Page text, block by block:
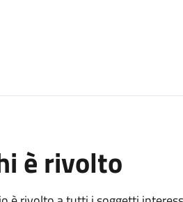
è rivolto